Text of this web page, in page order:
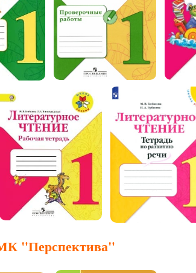
"Перспектива"